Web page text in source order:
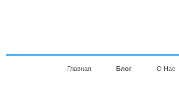
Главная Блог О Нас